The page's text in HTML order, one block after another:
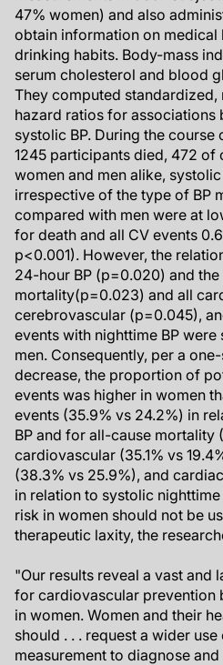
47% women) and also
obtain information on medical
drinking habits. Body-mass
serum cholesterol and blood
They computed
hazard ratios for associations
systolic BP. During the
1245 participants died, 472 of
women and men alike,
irrespective of the type of BP
compared with men were at
for death and all CV events
p<0.001). However, the
24-hour BP (p=0.020) and
mortality(p=0.023) and all
cerebrovascular (p=0.045),
events with nighttime BP
men. Consequently, per a
decrease, the proportion of
events was higher in women
events (35.9% vs 24.2%) in
BP and for all-cause mortality
cardiovascular (35.1% vs
(38.3% vs 25.9%), and
in relation to systolic
risk in women should not be
therapeutic laxity, the
"Our results reveal a vast and
for cardiovascular prevention
in women. Women and their
should . . . request a wider
measurement to diagnose